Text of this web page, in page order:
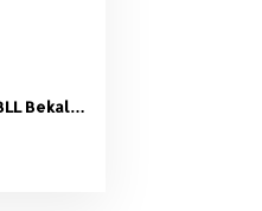
Bekali